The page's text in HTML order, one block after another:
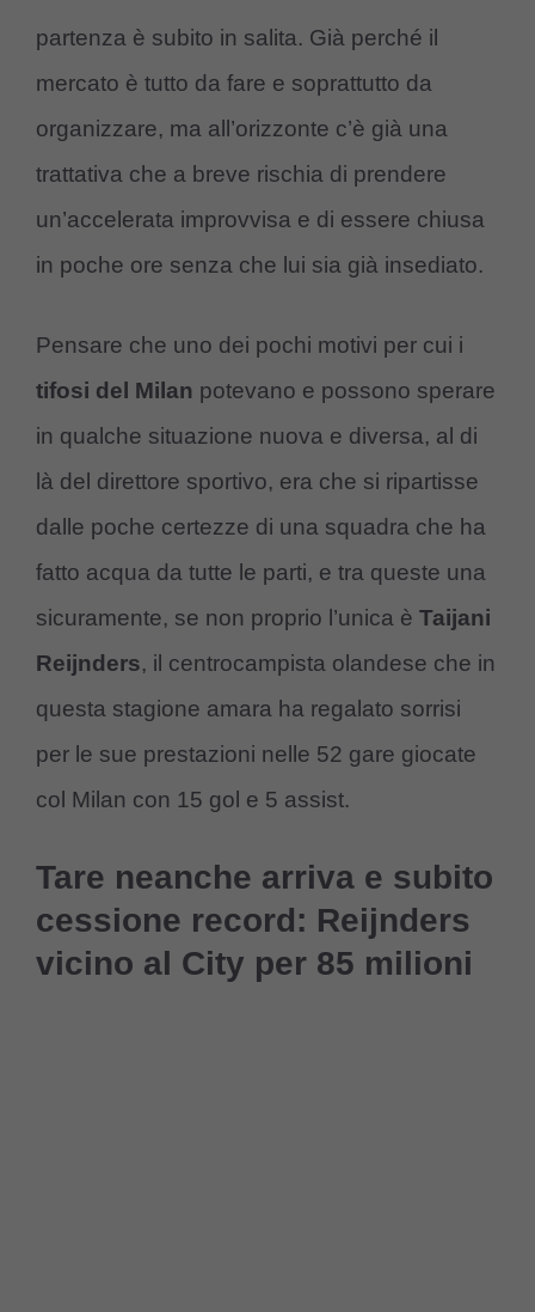
partenza è subito in salita. Già perché il
mercato è tutto da fare e soprattutto da
organizzare, ma all’orizzonte c’è già una
trattativa che a breve rischia di prendere
un’accelerata improvvisa e di essere chiusa
in poche ore senza che lui sia già insediato.
Pensare che uno dei pochi motivi per cui i
tifosi del Milan potevano e possono sperare
in qualche situazione nuova e diversa, al di
là del direttore sportivo, era che si ripartisse
dalle poche certezze di una squadra che ha
fatto acqua da tutte le parti, e tra queste una
sicuramente, se non proprio l’unica è Taijani
Reijnders, il centrocampista olandese che in
questa stagione amara ha regalato sorrisi
per le sue prestazioni nelle 52 gare giocate
col Milan con 15 gol e 5 assist.
Tare neanche arriva e subito
cessione record: Reijnders
vicino al City per 85 milioni